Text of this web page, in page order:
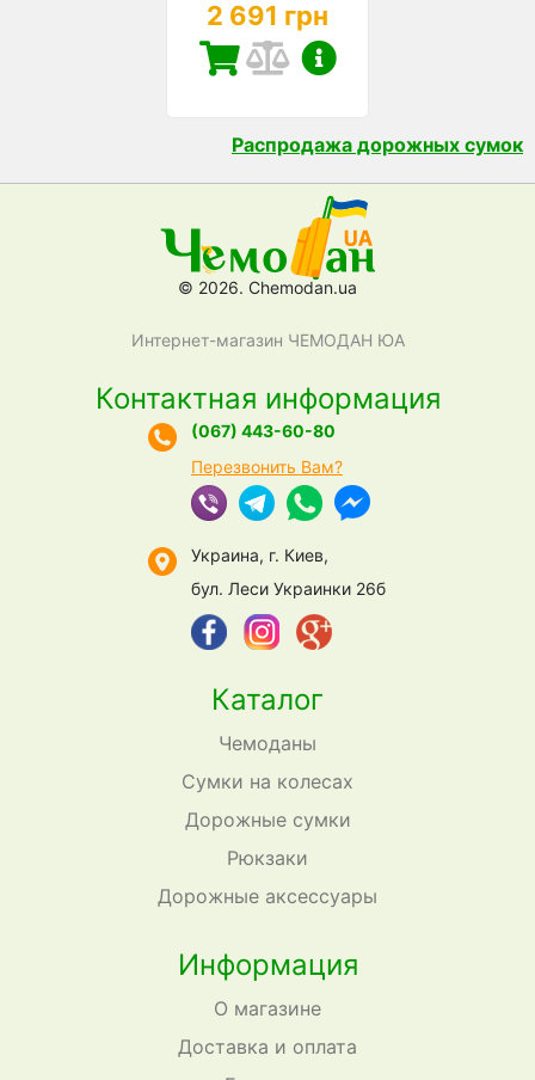
2 691 грн
Распродажа дорожных сумок
© 2026. Chemodan.ua
Интернет-магазин ЧЕМОДАН ЮА
Каталог
Чемоданы
Сумки на колесах
Дорожные сумки
Рюкзаки
Дорожные аксессуары
Информация
О магазине
Доставка и оплата
Контактная информация
(067) 443-60-80
Перезвонить Вам?
Украина, г. Киев,
бул. Леси Украинки 26б